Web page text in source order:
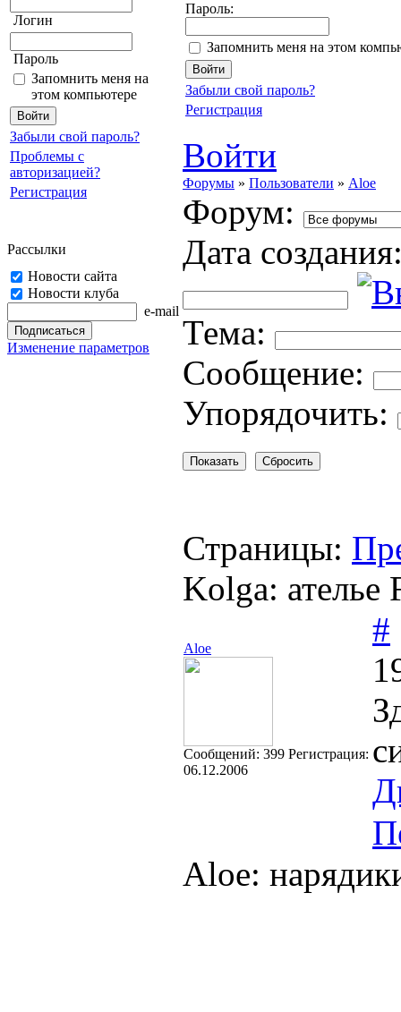
Логин
Пароль
Запомнить меня на
этом компьютере
Забыли свой пароль?
Проблемы с
авторизацией?
Регистрация
Рассылки
Новости сайта
Новости клуба
e-mail
Изменение параметров
Пароль:
Запомнить меня на этом
Забыли свой пароль?
Регистрация
Войти
Форумы » Пользователи » Aloe
Форум:
Дата
Тема:
Cooбщение:
Упорядочить:
Страницы:
Kolga: ателье
Aloe
Cообщений: 399 Регистрация:
06.12.2006
#
Aloe: